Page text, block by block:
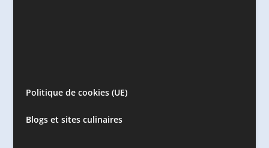
Politique de cookies (UE)
Blogs et sites culinaires